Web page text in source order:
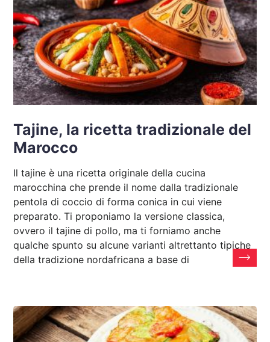
Tajine, la ricetta tradizionale del
Marocco
Il tajine è una ricetta originale della cucina
marocchina che prende il nome dalla tradizionale
pentola di coccio di forma conica in cui viene
preparato. Ti proponiamo la versione classica,
ovvero il tajine di pollo, ma ti forniamo anche
qualche spunto su alcune varianti altrettanto tipiche
della tradizione nordafricana a base di